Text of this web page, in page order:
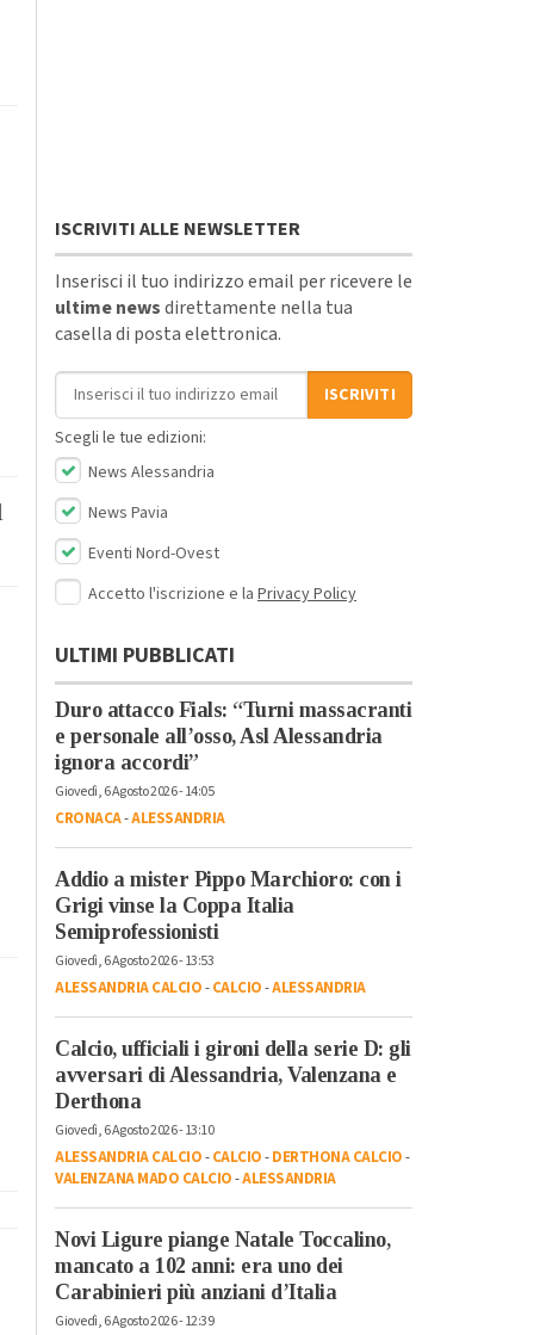
ISCRIVITI ALLE NEWSLETTER
Inserisci il tuo indirizzo email per ricevere le
ultime newsdirettamente nella tua
casella di posta elettronica.
Indirizzo email
ISCRIVITI
Scegli le tue edizioni:
News Alessandria
News Pavia
Eventi Nord-Ovest
Accetto l'iscrizione e la Privacy Policy
ULTIMI PUBBLICATI
Duro attacco Fials: “Turni massacranti
e personale all’osso, Asl Alessandria
ignora accordi”
Giovedì, 6 Agosto 2026 - 14:05
CRONACA-ALESSANDRIA
Addio a mister Pippo Marchioro: con i
Grigi vinse la Coppa Italia
Semiprofessionisti
Giovedì, 6 Agosto 2026 - 13:53
ALESSANDRIA CALCIO-CALCIO-ALESSANDRIA
Calcio, ufficiali i gironi della serie D: gli
avversari di Alessandria, Valenzana e
Derthona
Giovedì, 6 Agosto 2026 - 13:10
ALESSANDRIA CALCIO-CALCIO-DERTHONA CALCIO-
VALENZANA MADO CALCIO-ALESSANDRIA
Novi Ligure piange Natale Toccalino,
mancato a 102 anni: era uno dei
Carabinieri più anziani d’Italia
Giovedì, 6 Agosto 2026 - 12:39